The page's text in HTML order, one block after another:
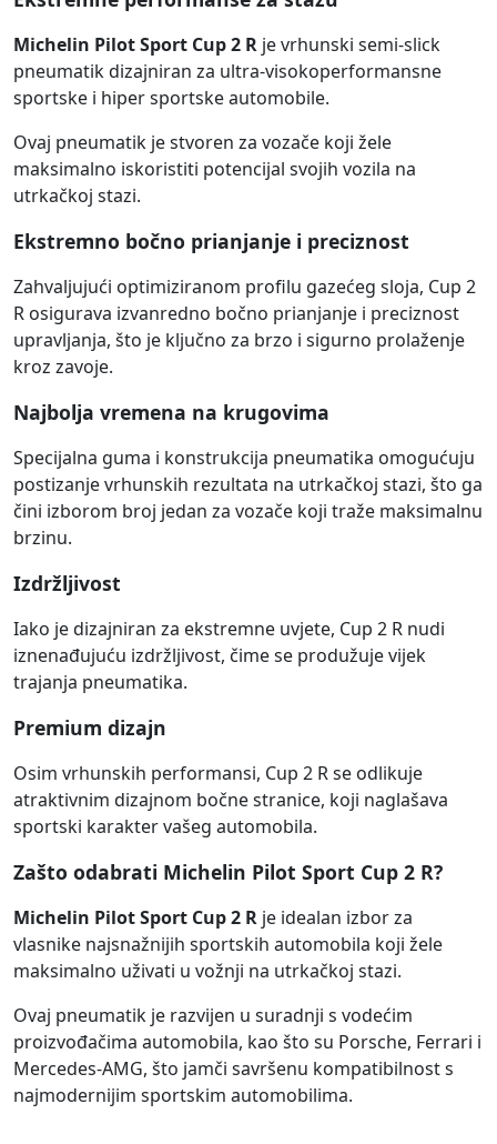
Michelin Pilot Sport Cup 2 R je vrhunski semi-slick
pneumatik dizajniran za ultra-visokoperformansne
sportske i hiper sportske automobile.
Ovaj pneumatik je stvoren za vozače koji žele
maksimalno iskoristiti potencijal svojih vozila na
utrkačkoj stazi.
Ekstremno bočno prianjanje i preciznost
Zahvaljujući optimiziranom profilu gazećeg sloja, Cup 2
R osigurava izvanredno bočno prianjanje i preciznost
upravljanja, što je ključno za brzo i sigurno prolaženje
kroz zavoje.
Najbolja vremena na krugovima
Specijalna guma i konstrukcija pneumatika omogućuju
postizanje vrhunskih rezultata na utrkačkoj stazi, što ga
čini izborom broj jedan za vozače koji traže maksimalnu
brzinu.
Izdržljivost
Iako je dizajniran za ekstremne uvjete, Cup 2 R nudi
iznenađujuću izdržljivost, čime se produžuje vijek
trajanja pneumatika.
Premium dizajn
Osim vrhunskih performansi, Cup 2 R se odlikuje
atraktivnim dizajnom bočne stranice, koji naglašava
sportski karakter vašeg automobila.
Zašto odabrati Michelin Pilot Sport Cup 2 R?
Michelin Pilot Sport Cup 2 R je idealan izbor za
vlasnike najsnažnijih sportskih automobila koji žele
maksimalno uživati u vožnji na utrkačkoj stazi.
Ovaj pneumatik je razvijen u suradnji s vodećim
proizvođačima automobila, kao što su Porsche, Ferrari i
Mercedes-AMG, što jamči savršenu kompatibilnost s
najmodernijim sportskim automobilima.